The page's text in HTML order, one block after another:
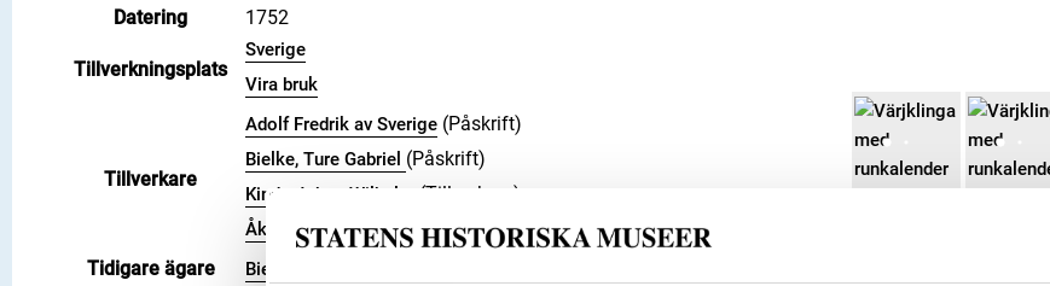
Datering
1752
Tillverkningsplats
Sverige
Vira bruk
Tillverkare
Adolf Fredrik av Sverige (Påskrift)
Bielke, Ture Gabriel (Påskrift)
Kindt, Johan Wilhelm (Tillverkare)
Åkerman, Nils(Tillverkare)
Tidigare ägare
Bielke, Ture Gabriel